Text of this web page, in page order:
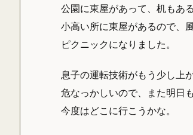
公園に東屋があって、机もあ
小高い所に東屋があるので、
ピクニックになりました。
息子の運転技術がもう少し上
危なっかしいので、また明日
今度はどこに行こうかな。